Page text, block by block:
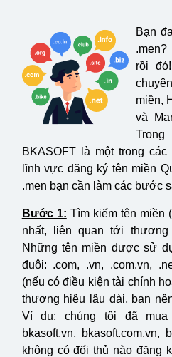
Bạn
.men?
rồi
miền,
và
BKASOFT là một trong
lĩnh vực đăng ký tên miền
.men bạn cần làm các bước
Bước 1: Tìm kiếm tên miền
nhất, liên quan tới thương
Những tên miền được sử
đuôi: .com, .vn, .com.vn,
(nếu có điều kiện tài chính
thương hiệu lâu dài, bạn
Ví dụ: chúng tôi đã mua
bkasoft.vn, bkasoft.com.vn,
không có đối thủ nào đăng